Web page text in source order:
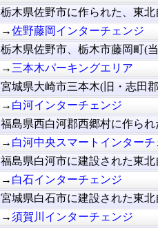
栃木県佐野市に作られた、東北
→佐野藤岡インターチェンジ
栃木県佐野市、栃木市藤岡町(
→ 三本木パーキングエリア
宮城県大崎市三本木(旧・志田
→ 白河インターチェンジ
福島県西白河郡西郷村に作られ
→ 白河中央スマートインターチ
福島県白河市に建設された東北
→ 白石インターチェンジ
宮城県白石市に建設された東北
→須賀川インターチェンジ